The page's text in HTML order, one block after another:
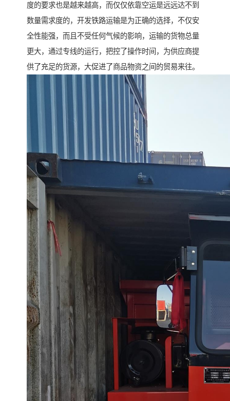
度的要求也是越来越高，而仅仅依靠空运是远远达不到
数量需求度的，开发铁路运输是为正确的选择，不仅安
全性能强，而且不受任何气候的影响，运输的货物总量
更大，通过专线的运行，把控了操作时间，为供应商提
供了充足的货源，大促进了商品物资之间的贸易来往。